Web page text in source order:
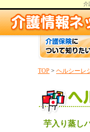
介
TOP > ヘルシーレ
芋入り蒸し